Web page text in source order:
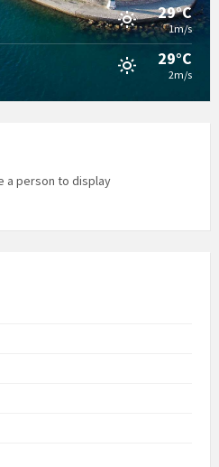
29°C
1m/s
29°C
2m/s
a person to display